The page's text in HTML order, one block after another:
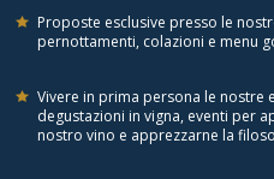
Proposte esclusive presso le
pernottamenti, colazioni e menu
Vivere in prima persona le nostre
degustazioni in vigna, eventi per
nostro vino e apprezzarne la